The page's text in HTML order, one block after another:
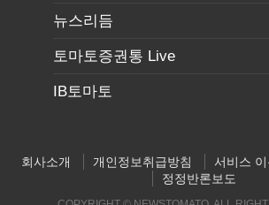
뉴스리듬
토마토증권통 Live
IB토마토
회사소개 개인정보취급방침 서비스
정정반론보도